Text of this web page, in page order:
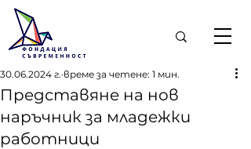
Представяне на нов
наръчник за младежки
работници
30.06.2024 г. време за четене: 1 мин.